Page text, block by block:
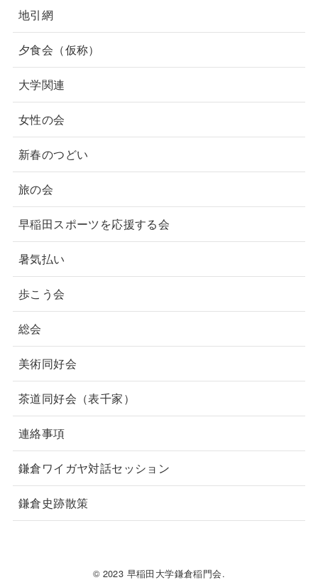
地引網
夕食会（仮称）
大学関連
女性の会
新春のつどい
旅の会
早稲田スポーツを応援する会
暑気払い
歩こう会
総会
美術同好会
茶道同好会（表千家）
連絡事項
鎌倉ワイガヤ対話セッション
鎌倉史跡散策
© 2023 早稲田大学鎌倉稲門会.